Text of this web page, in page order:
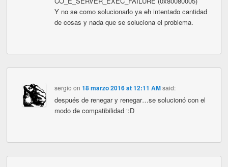
Y no se como solucionarlo ya eh intentado cantidad
de cosas y nada que se soluciona el problema.
sergio on 18 marzo 2016 at 12:11 AM said:
después de renegar y renegar…se solucionó con el
modo de compatibilidad ‘:D